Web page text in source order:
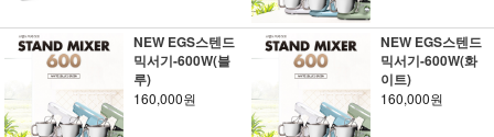
NEW EGS스텐드
믹서기-600W(블
루)
160,000원
NEW EGS스텐드
믹서기-600W(화
이트)
160,000원